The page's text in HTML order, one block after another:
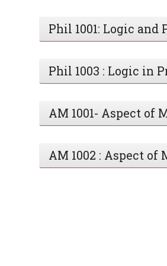
Phil 1001: Logic and
Phil 1003 : Logic in
AM 1001- Aspect of
AM 1002 : Aspect of